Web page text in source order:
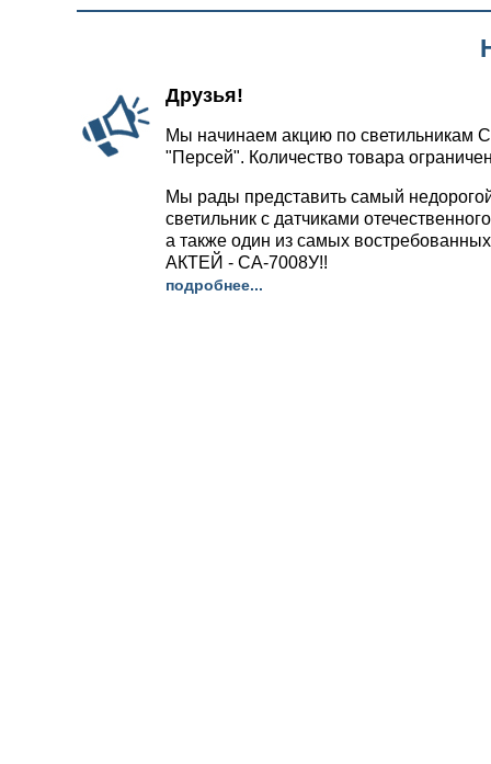
Друзья!
Мы начинаем акцию по светильникам
"Персей". Количество товара
Мы рады представить самый
светильник с датчиками
а также один из самых
АКТЕЙ - СА-7008У!!
подробнее...